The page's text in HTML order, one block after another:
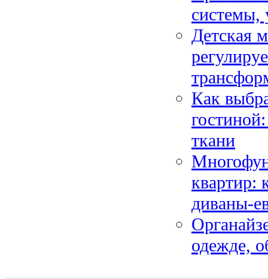
системы,
Детская
Как
ткани
квартир:
диваны-
одежде,